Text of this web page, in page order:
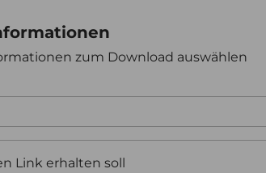
zum Download auswählen
Link erhalten soll